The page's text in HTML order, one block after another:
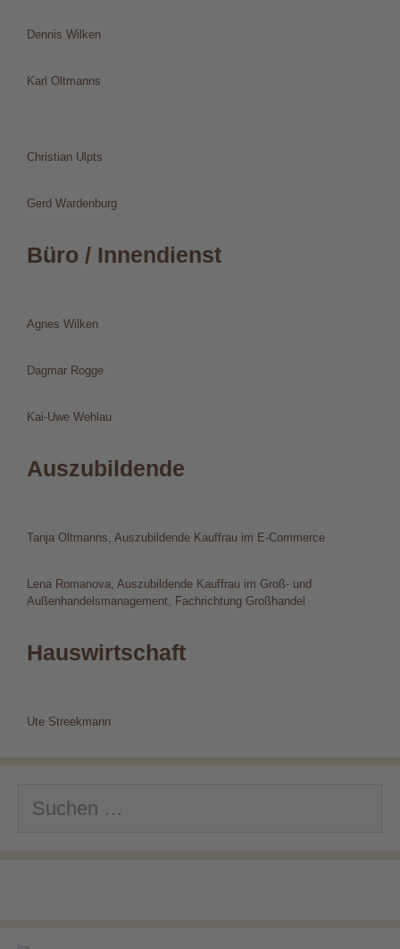
Dennis Wilken
Karl Oltmanns
Christian Ulpts
Gerd Wardenburg
Büro / Innendienst
Agnes Wilken
Dagmar Rogge
Kai-Uwe Wehlau
Auszubildende
Tanja Oltmanns, Auszubildende Kauffrau im E-Commerce
Lena Romanova, Auszubildende Kauffrau im Groß- und
Außenhandelsmanagement, Fachrichtung Großhandel
Hauswirtschaft
Ute Streekmann
nach: